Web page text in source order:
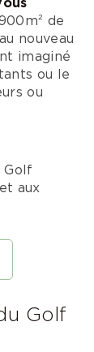
de
nouveau
imaginé
ou le
ou
Golf
et aux
Golf